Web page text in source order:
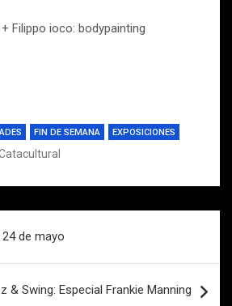
Filippo ioco: bodypainting
FIN DE SEMANA EXPOSICIONES
de mayo
& Swing: Especial Frankie Manning